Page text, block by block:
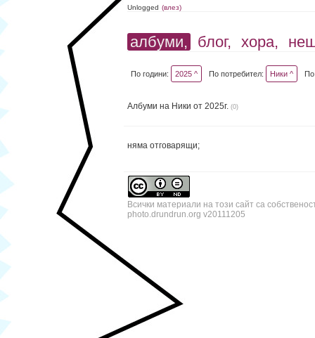
Unlogged (влез)
албуми, блог, хора,
По години: 2025 ^ По потребител: Ники ^
Албуми на Ники от 2025г. (0)
няма отговарящи;
Всички материали на този сайт са
photo.drundrun.org v20111205